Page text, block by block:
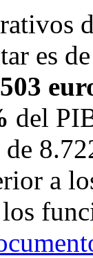
es
503
del
de
a